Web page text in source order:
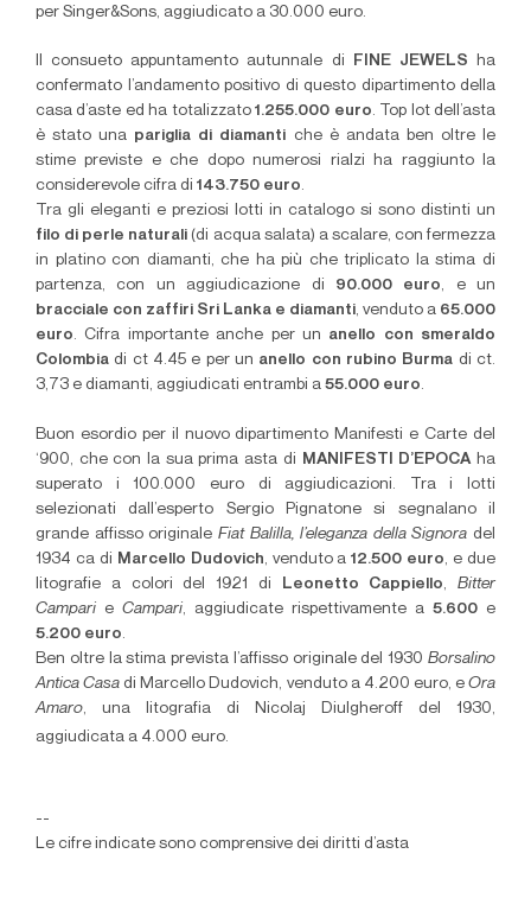
per Singer&Sons, aggiudicato a 30.000 euro.
Il consueto appuntamento autunnale di FINE JEWELS ha
confermato l’andamento positivo di questo dipartimento della
casa d’aste ed ha totalizzato1.255.000 euro. Top lot dell’asta
è stato una pariglia di diamanti che è andata ben oltre le
stime previste e che dopo numerosi rialzi ha raggiunto la
considerevole cifra di 143.750 euro.
Tra gli eleganti e preziosi lotti in catalogo si sono distinti un
filo di perle naturali (di acqua salata) a scalare, con fermezza
in platino con diamanti, che ha più che triplicato la stima di
partenza, con un aggiudicazione di 90.000 euro, e un
bracciale con zaffiri Sri Lanka e diamanti, venduto a 65.000
euro. Cifra importante anche per un anello con smeraldo
Colombia di ct 4.45 e per un anello con rubino Burma di ct.
3,73 e diamanti, aggiudicati entrambi a 55.000 euro.
Buon esordio per il nuovo dipartimento Manifesti e Carte del
‘900, che con la sua prima asta di MANIFESTI D’EPOCAha
superato i 100.000 euro di aggiudicazioni. Tra i lotti
selezionati dall’esperto Sergio Pignatone si segnalano il
grande affisso originale Fiat Balilla, l’eleganza della Signora del
1934 ca di Marcello Dudovich, venduto a12.500 euro, e due
litografie a colori del 1921 di
Leonetto Cappiello, Bitter
Campari e Campari, aggiudicate rispettivamente a 5.600 e
5.200 euro.
Ben oltre la stima prevista l’affisso originale del 1930 Borsalino
Antica Casa di Marcello Dudovich, venduto a 4.200 euro, eOra
Amaro, una litografia di Nicolaj Diulgheroff del 1930,
aggiudicata a 4.000 euro.
--
Le cifre indicate sono comprensive dei diritti d’asta